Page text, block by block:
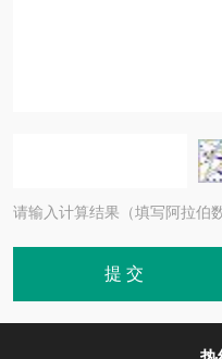
请输入计算结果（填写阿拉伯